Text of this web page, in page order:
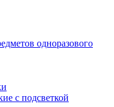
одноразового
с подсветкой